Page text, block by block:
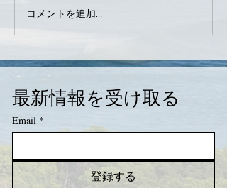
コメントを追加…
最新情報を受け取る
Email *
登録する